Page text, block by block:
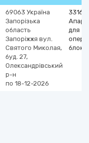
69063 Україна
Запорізька
область
Запоріжжя вул.
Святого Миколая,
буд. 27,
Олександрівський
р-н
по 18-12-2026
для
блоків